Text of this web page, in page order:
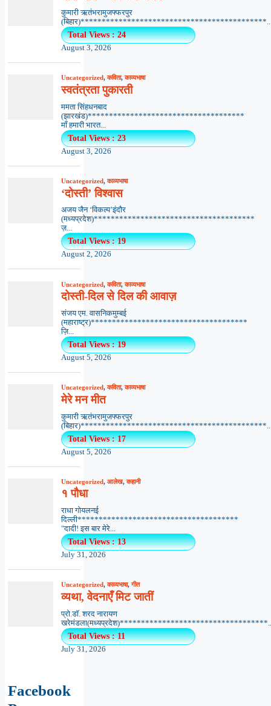
कुमारी ऋतंभरामुजफ्फरपुर
Total Views : 24
August 3, 2026
Uncategorized,कविता,काव्यभाषा
स्वतंत्रता पुकारती
ममता सिंहधनबाद
(झारखंड)*************************************
माँ हमारी भारत...
Total Views : 23
August 3, 2026
Uncategorized,काव्यभाषा
‘दोस्ती’ विश्वास
अजय जैन ‘विकल्प’इंदौर
(मध्यप्रदेश)**************************************
ज़...
Total Views : 19
August 2, 2026
Uncategorized,कविता,काव्यभाषा
दोस्ती-दिल से दिल की आवाज़
संजय एम. वासनिकमुम्बई
(महाराष्ट्र)*************************************
ज़ि...
Total Views : 19
August 5, 2026
Uncategorized,कविता,काव्यभाषा
मेरे मन मीत
कुमारी ऋतंभरामुजफ्फरपुर
Total Views : 17
August 5, 2026
Uncategorized, आलेख,कहानी
१ पौधा
राधा गोयलनई
दिल्ली**************************************
"दादी! इस बार मेरे...
Total Views : 13
July 31, 2026
Uncategorized,काव्यभाषा,गीत
व्यथा, वेदनाएँ मिट जातीं
प्रो.डॉ. शरद नारायण
Total Views : 11
July 31, 2026
Facebook